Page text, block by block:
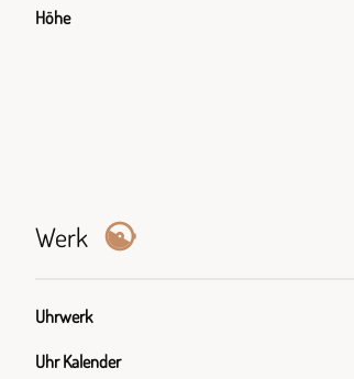
Höhe
Werk
Uhrwerk
Uhr Kalender